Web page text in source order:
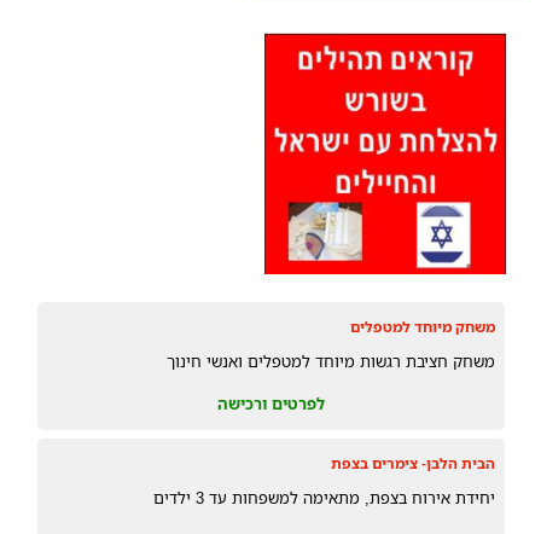
משחק מיוחד למטפלים
משחק חציבת רגשות מיוחד למטפלים ואנשי חינוך
לפרטים ורכישה
הבית הלבן- צימרים בצפת
יחידת אירוח בצפת, מתאימה למשפחות עד 3 ילדים